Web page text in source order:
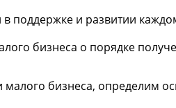
и развитии
бизнеса о порядке
бизнеса, определим